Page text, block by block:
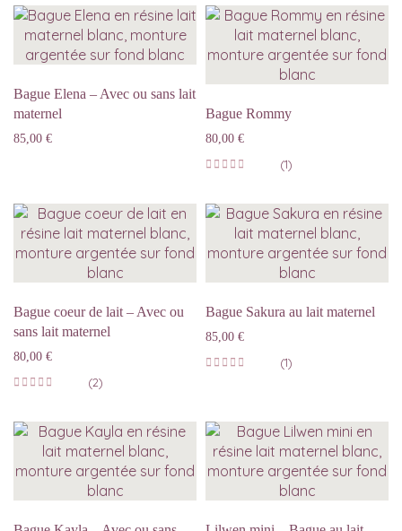
Bague Elena – Avec ou sans lait
maternel
85,00 €
Bague Rommy
80,00 €
(1)
Bague coeur de lait – Avec ou
sans lait maternel
80,00 €
(2)
Bague Sakura au lait maternel
85,00 €
(1)